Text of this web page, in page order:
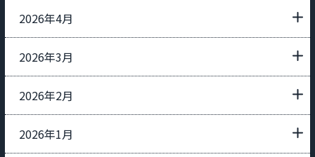
2026年4月
2026年3月
2026年2月
2026年1月